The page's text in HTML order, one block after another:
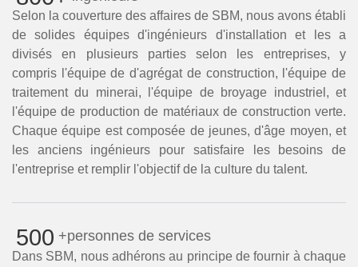
Selon la couverture des affaires de SBM, nous avons établi
de solides équipes d'ingénieurs d'installation et les a
divisés en plusieurs parties selon les entreprises, y
compris l'équipe de d'agrégat de construction, l'équipe de
traitement du minerai, l'équipe de broyage industriel, et
l'équipe de production de matériaux de construction verte.
Chaque équipe est composée de jeunes, d'âge moyen, et
les anciens ingénieurs pour satisfaire les besoins de
l'entreprise et remplir l'objectif de la culture du talent.
500 +personnes de services
Dans SBM, nous adhérons au principe de fournir à chaque